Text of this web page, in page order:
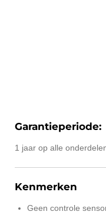
Garantieperiode:
1 jaar op alle
Kenmerken
Geen controle